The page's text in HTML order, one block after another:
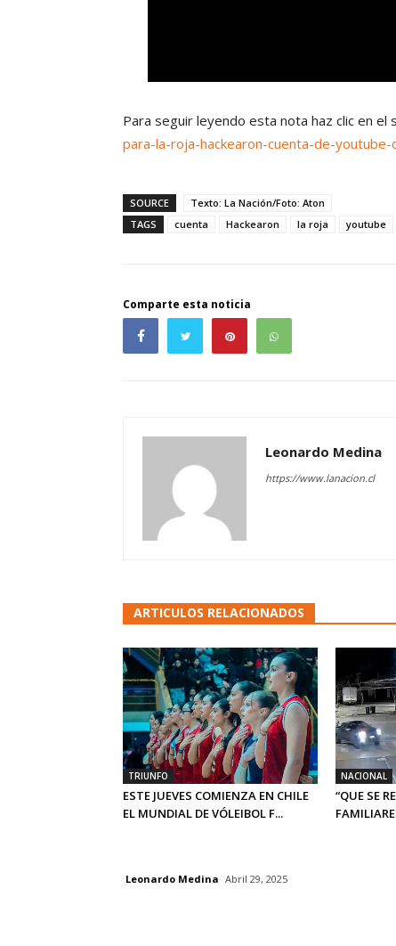
Para seguir leyendo esta nota haz clic en el
para-la-roja-hackearon-cuenta-de-youtube-
SOURCE
Texto: La Nación/Foto: Aton
TAGS
cuenta Hackearon la roja youtube
Comparte esta noticia
Leonardo Medina
https://www.lanacion.cl
ARTICULOS RELACIONADOS
TRIUNFO
ESTE JUEVES COMIENZA EN CHILE
EL MUNDIAL DE VÓLEIBOL F...
NACIONAL
“QUE SE
Leonardo Medina Abril 29, 2025